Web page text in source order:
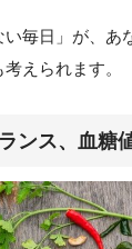
毎日」が、あ
えられます。
ンス、血糖